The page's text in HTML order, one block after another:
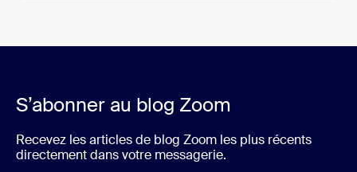
S’abonner au blog Zoom
Recevez les articles de blog Zoom les plus récents
directement dans votre messagerie.